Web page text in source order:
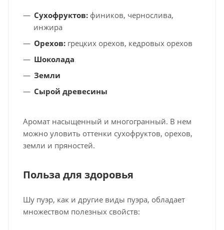
Сухофруктов: фиников, чернослива,
инжира
Орехов: грецких орехов, кедровых орехов
Шоколада
Земли
Сырой древесины
Аромат насыщенный и многогранный. В нем
можно уловить оттенки сухофруктов, орехов,
земли и пряностей.
Польза для здоровья
Шу пуэр, как и другие виды пуэра, обладает
множеством полезных свойств: